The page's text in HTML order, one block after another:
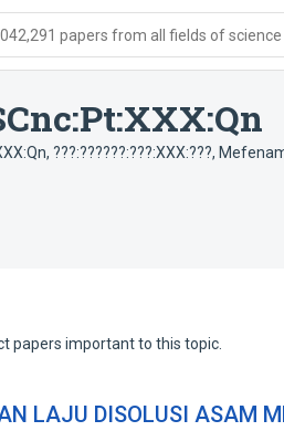
papers from all fields of science
, ???:??????:???:XXX:???,
papers important to this topic.
LAJU DISOLUSI ASAM